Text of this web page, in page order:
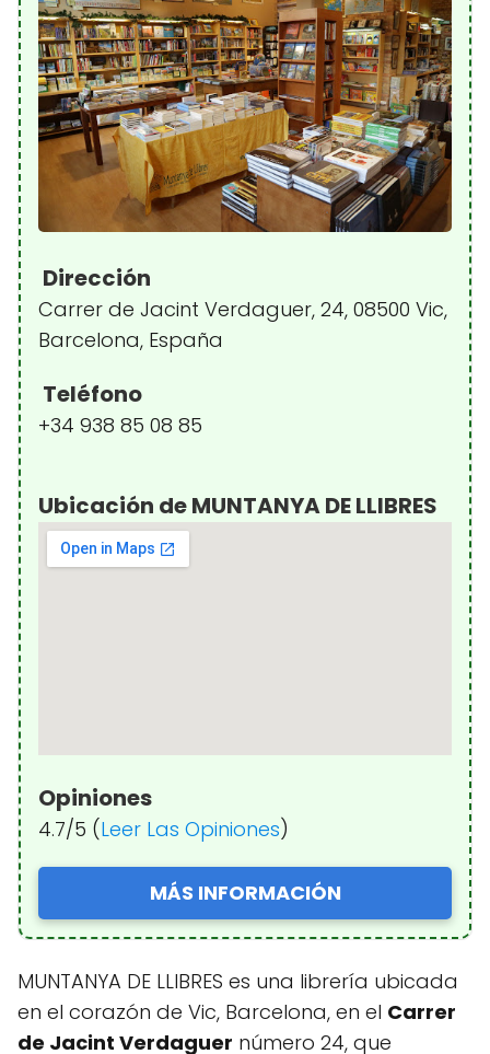
Dirección
Carrer de Jacint Verdaguer, 24, 08500 Vic,
Barcelona, España
Teléfono
+34 938 85 08 85
Ubicación de MUNTANYA DE LLIBRES
Opiniones
4.7/5 (Leer Las Opiniones)
MÁS INFORMACIÓN
MUNTANYA DE LLIBRES es una librería ubicada
en el corazón de Vic, Barcelona, en el Carrer
de Jacint Verdaguer número 24, que